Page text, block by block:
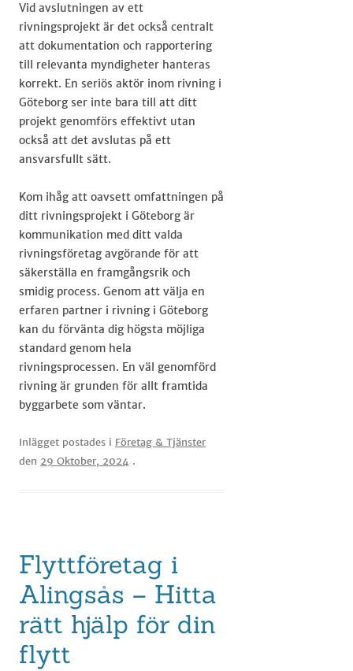
Vid avslutningen av ett
rivningsprojekt är det också centralt
att dokumentation och rapportering
till relevanta myndigheter hanteras
korrekt. En seriös aktör inom rivning i
Göteborg ser inte bara till att ditt
projekt genomförs effektivt utan
också att det avslutas på ett
ansvarsfullt sätt.
Kom ihåg att oavsett omfattningen på
ditt rivningsprojekt i Göteborg är
kommunikation med ditt valda
rivningsföretag avgörande för att
säkerställa en framgångsrik och
smidig process. Genom att välja en
erfaren partner i rivning i Göteborg
kan du förvänta dig högsta möjliga
standard genom hela
rivningsprocessen. En väl genomförd
rivning är grunden för allt framtida
byggarbete som väntar.
Inlägget postades i Företag & Tjänster
den 29 Oktober, 2024 .
Flyttföretag i
Alingsås – Hitta
rätt hjälp för din
flytt